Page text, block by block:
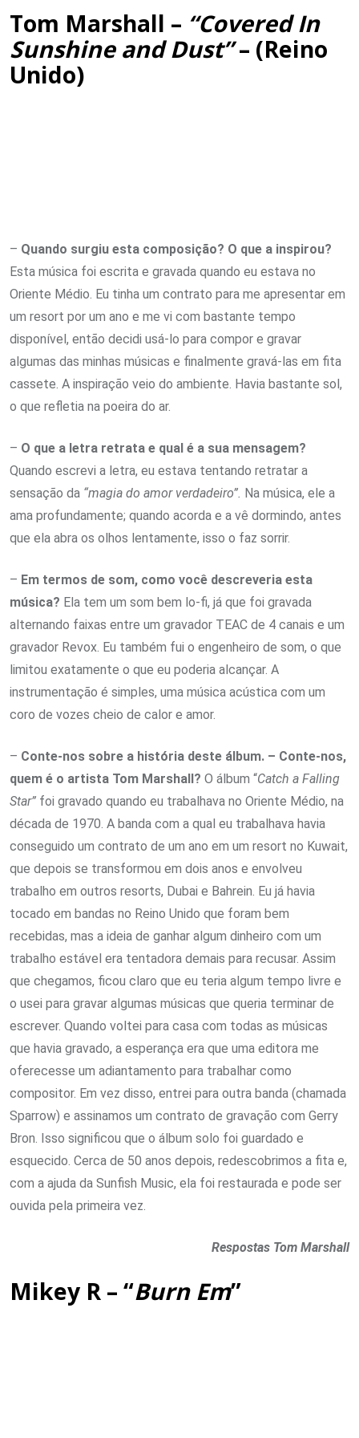
Tom Marshall – “Covered In
Sunshine and Dust”– (Reino
Unido)
– Quando surgiu esta composição? O que a inspirou?
Esta música foi escrita e gravada quando eu estava no
Oriente Médio. Eu tinha um contrato para me apresentar em
um resort por um ano e me vi com bastante tempo
disponível, então decidi usá-lo para compor e gravar
algumas das minhas músicas e finalmente gravá-las em fita
cassete. A inspiração veio do ambiente. Havia bastante sol,
o que refletia na poeira do ar.
– O que a letra retrata e qual é a sua mensagem?
Quando escrevi a letra, eu estava tentando retratar a
sensação da “magia do amor verdadeiro”. Na música, ele a
ama profundamente; quando acorda e a vê dormindo, antes
que ela abra os olhos lentamente, isso o faz sorrir.
– Em termos de som, como você descreveria esta
música? Ela tem um som bem lo-fi, já que foi gravada
alternando faixas entre um gravador TEAC de 4 canais e um
gravador Revox. Eu também fui o engenheiro de som, o que
limitou exatamente o que eu poderia alcançar. A
instrumentação é simples, uma música acústica com um
coro de vozes cheio de calor e amor.
– Conte-nos sobre a história deste álbum. – Conte-nos,
quem é o artista Tom Marshall? O álbum “Catch a Falling
Star” foi gravado quando eu trabalhava no Oriente Médio, na
década de 1970. A banda com a qual eu trabalhava havia
conseguido um contrato de um ano em um resort no Kuwait,
que depois se transformou em dois anos e envolveu
trabalho em outros resorts, Dubai e Bahrein. Eu já havia
tocado em bandas no Reino Unido que foram bem
recebidas, mas a ideia de ganhar algum dinheiro com um
trabalho estável era tentadora demais para recusar. Assim
que chegamos, ficou claro que eu teria algum tempo livre e
o usei para gravar algumas músicas que queria terminar de
escrever. Quando voltei para casa com todas as músicas
que havia gravado, a esperança era que uma editora me
oferecesse um adiantamento para trabalhar como
compositor. Em vez disso, entrei para outra banda (chamada
Sparrow) e assinamos um contrato de gravação com Gerry
Bron. Isso significou que o álbum solo foi guardado e
esquecido. Cerca de 50 anos depois, redescobrimos a fita e,
com a ajuda da Sunfish Music, ela foi restaurada e pode ser
ouvida pela primeira vez.
Respostas Tom Marshall
Mikey R – “Burn Em”